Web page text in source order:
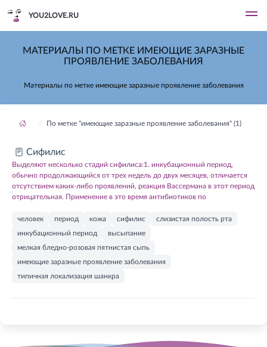
YOU2LOVE.RU
МАТЕРИАЛЫ ПО МЕТКЕ ИМЕЮЩИЕ ЗАРАЗНЫЕ
ПРОЯВЛЕНИЕ ЗАБОЛЕВАНИЯ
Материалы по метке имеющие заразные проявление заболевания
По метке "имеющие заразные проявление заболевания" (1)
Сифилис
Выделяют несколько стадий сифилиса:1. инкубационный период,
обычно продолжающийся от трех недель до двух месяцев, отличается
отсутствием каких-либо проявлений, реакция Вассермана в этот период
отрицательная. Применение в это время антибиотиков по
человек период кожа сифилис
слизистая полость рта
инкубационный период
высыпание
мелкая бледно-розовая пятнистая сыпь
имеющие заразные проявление заболевания
типичная локализация шанкра